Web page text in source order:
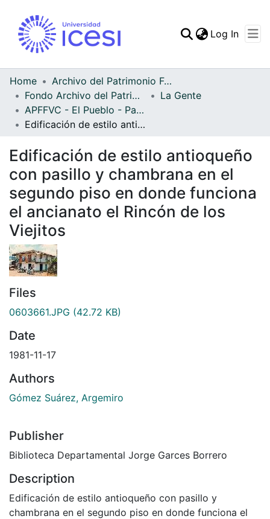
Statistics
Log In
Home
Archivo del Patrimonio Fotográfico y Fílmico del Valle del Cauca
Fondo Archivo del Patrimonio Fotográfico y Fílmico del Valle del Cauca
La Gente
APFFVC - El Pueblo - Patrimonial
Edificación de estilo antioqueño con pasillo y chambrana en el segundo piso en donde funciona el ancianato el Rincón de los Viejitos
Edificación de estilo antioqueño
con pasillo y chambrana en el
segundo piso en donde funciona
el ancianato el Rincón de los
Viejitos
Files
0603661.JPG (42.72 KB)
Date
1981-11-17
Authors
Gómez Suárez, Argemiro
Publisher
Biblioteca Departamental Jorge Garces Borrero
Description
Edificación de estilo antioqueño con pasillo y
chambrana en el segundo piso en donde funciona el